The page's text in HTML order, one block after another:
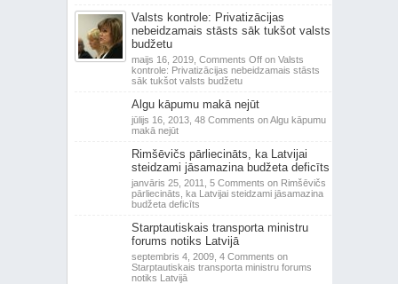
Valsts kontrole: Privatizācijas
nebeidzamais stāsts sāk tukšot valsts
budžetu
maijs 16, 2019, Comments Offon Valsts
kontrole: Privatizācijas nebeidzamais stāsts
sāk tukšot valsts budžetu
Algu kāpumu makā nejūt
jūlijs 16, 2013, 48 Comments on Algu kāpumu
makā nejūt
Rimšēvičs pārliecināts, ka Latvijai
steidzami jāsamazina budžeta deficīts
janvāris 25, 2011, 5 Comments on Rimšēvičs
pārliecināts, ka Latvijai steidzami jāsamazina
budžeta deficīts
Starptautiskais transporta ministru
forums notiks Latvijā
septembris 4, 2009, 4 Comments on
Starptautiskais transporta ministru forums
notiks Latvijā